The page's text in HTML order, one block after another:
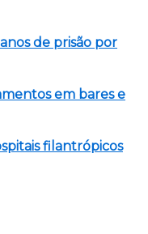
de prisão por
em bares e
filantrópicos